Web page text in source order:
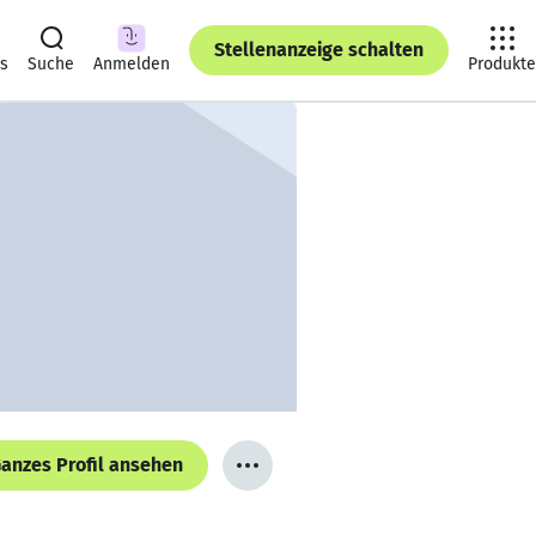
Suche Anmelden
Stellenanzeige schalten
Produkte
Profil ansehen